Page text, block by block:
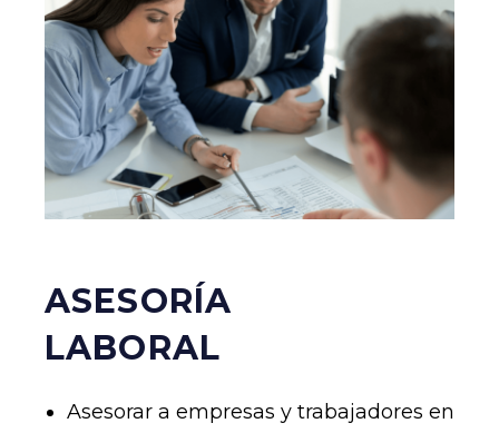
ASESORÍA
LABORAL
Asesorar a empresas y trabajadores en